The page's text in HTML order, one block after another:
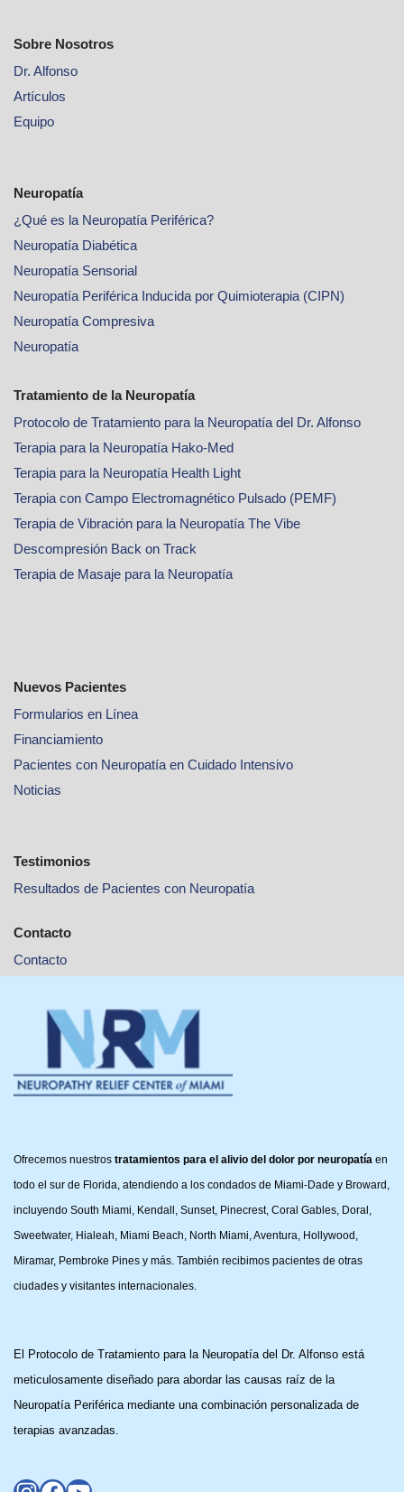
Sobre Nosotros
Dr. Alfonso
Artículos
Equipo
Neuropatía
¿Qué es la Neuropatía Periférica?
Neuropatía Diabética
Neuropatía Sensorial
Neuropatía Periférica Inducida por Quimioterapia (CIPN)
Neuropatía Compresiva
Neuropatía
Tratamiento de la Neuropatía
Protocolo de Tratamiento para la Neuropatía del Dr. Alfonso
Terapia para la Neuropatía Hako-Med
Terapia para la Neuropatía Health Light
Terapia con Campo Electromagnético Pulsado (PEMF)
Terapia de Vibración para la Neuropatía The Vibe
Descompresión Back on Track
Terapia de Masaje para la Neuropatía
Nuevos Pacientes
Formularios en Línea
Financiamiento
Pacientes con Neuropatía en Cuidado Intensivo
Noticias
Testimonios
Resultados de Pacientes con Neuropatía
Contacto
Contacto
Ofrecemos nuestros tratamientos para el alivio del dolor por neuropatía en
todo el sur de Florida, atendiendo a los condados de Miami-Dade y Broward,
incluyendo South Miami, Kendall, Sunset, Pinecrest, Coral Gables, Doral,
Sweetwater, Hialeah, Miami Beach, North Miami, Aventura, Hollywood,
Miramar, Pembroke Pines y más. También recibimos pacientes de otras
ciudades y visitantes internacionales.
El Protocolo de Tratamiento para la Neuropatía del Dr. Alfonso está
meticulosamente diseñado para abordar las causas raíz de la
Neuropatía Periférica mediante una combinación personalizada de
terapias avanzadas.